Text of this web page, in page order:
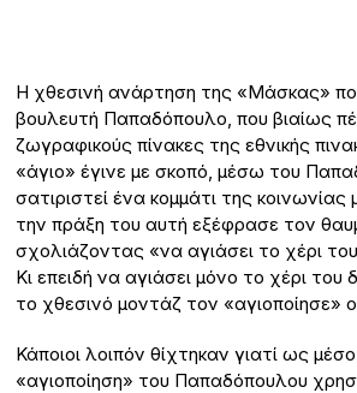
Η χθεσινή ανάρτηση της «Μάσκας»
βουλευτή Παπαδόπουλο, που βιαίως
ζωγραφικούς πίνακες της εθνικής
«άγιο» έγινε με σκοπό, μέσω του
σατιριστεί ένα κομμάτι της κοινωνίας
την πράξη του αυτή εξέφρασε τον
σχολιάζοντας «να αγιάσει το χέρι
Κι επειδή να αγιάσει μόνο το χέρι του
το χθεσινό μοντάζ τον «αγιοποίησε»
Κάποιοι λοιπόν θίχτηκαν γιατί ως
«αγιοποίηση» του Παπαδόπουλου